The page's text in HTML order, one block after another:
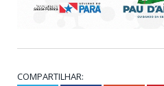
COMPARTILHAR: